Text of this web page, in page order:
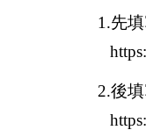
1.先
2.後